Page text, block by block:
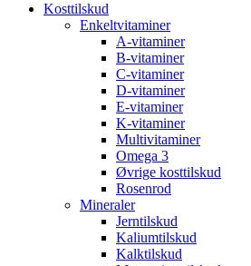
Kosttilskud
Enkeltvitaminer
A-vitaminer
B-vitaminer
C-vitaminer
D-vitaminer
E-vitaminer
K-vitaminer
Multivitaminer
Omega 3
Øvrige kosttilskud
Rosenrod
Mineraler
Jerntilskud
Kaliumtilskud
Kalktilskud